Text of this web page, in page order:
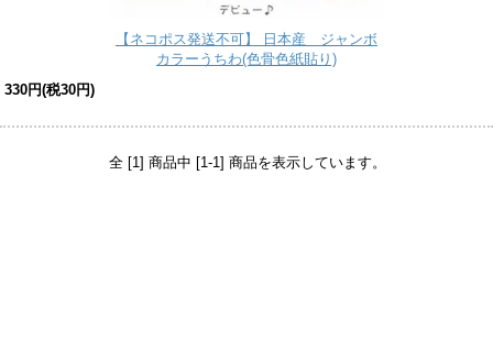
【ネコポス発送不可】 日本産 ジャンボ
カラーうちわ(色骨色紙貼り)
330円(税30円)
全 [1] 商品中 [1-1] 商品を表示しています。